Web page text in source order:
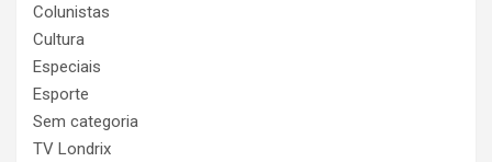
Colunistas
Cultura
Especiais
Esporte
Sem categoria
TV Londrix